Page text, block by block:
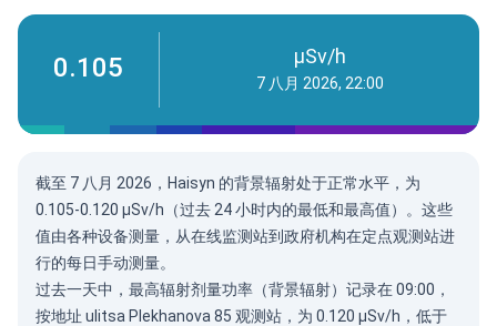
0.105 µSv/h
7 八月 2026, 22:00
截至 7 八月 2026，Haisyn 的背景辐射处于正常水平，为
0.105-0.120 µSv/h（过去 24 小时内的最低和最高值）。这些
值由各种设备测量，从在线监测站到政府机构在定点观测站进
行的每日手动测量。
过去一天中，最高辐射剂量功率（背景辐射）记录在 09:00，
按地址 ulitsa Plekhanova 85 观测站，为 0.120 µSv/h，低于